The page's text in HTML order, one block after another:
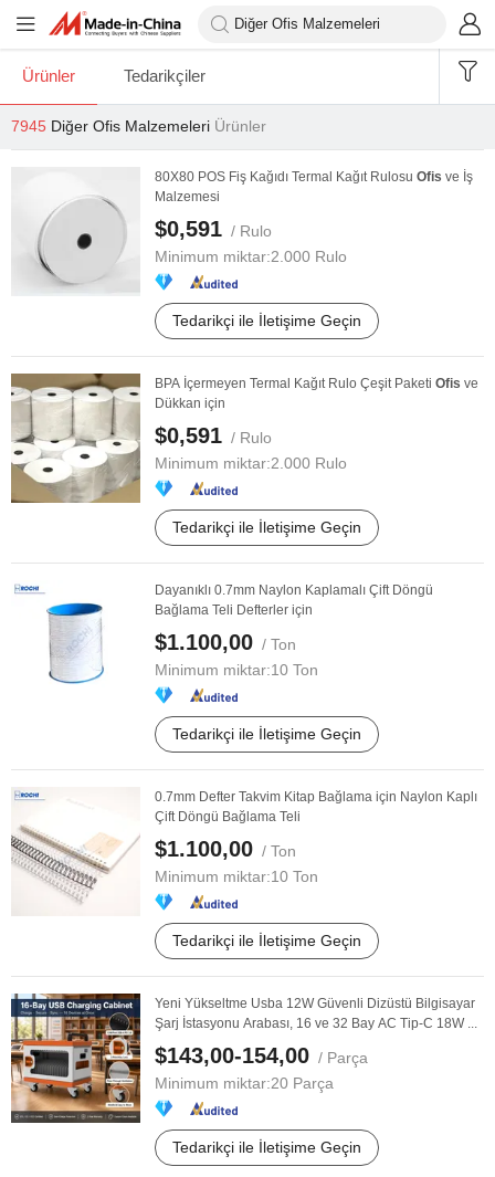
Ürünler Tedarikçiler
7945 Diğer Ofis Malzemeleri Ürünler
80X80 POS Fiş Kağıdı Termal Kağıt Rulosu Ofis ve İş
Malzemesi
$0,591 / Rulo
Minimum miktar:2.000 Rulo
Tedarikçi ile İletişime Geçin
BPA İçermeyen Termal Kağıt Rulo Çeşit Paketi Ofis ve
Dükkan için
$0,591 / Rulo
Minimum miktar:2.000 Rulo
Tedarikçi ile İletişime Geçin
Dayanıklı 0.7mm Naylon Kaplamalı Çift Döngü
Bağlama Teli Defterler için
$1.100,00 / Ton
Minimum miktar:10 Ton
Tedarikçi ile İletişime Geçin
0.7mm Defter Takvim Kitap Bağlama için Naylon Kaplı
Çift Döngü Bağlama Teli
$1.100,00 / Ton
Minimum miktar:10 Ton
Tedarikçi ile İletişime Geçin
Yeni Yükseltme Usba 12W Güvenli Dizüstü Bilgisayar
Şarj İstasyonu Arabası, 16 ve 32 Bay AC Tip-C 18W ...
$143,00-154,00 / Parça
Minimum miktar:20 Parça
Tedarikçi ile İletişime Geçin